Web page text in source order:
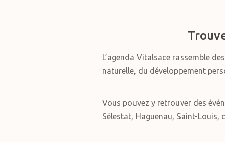
L’agenda Vitalsace rassemble des
naturelle, du développement
Vous pouvez y retrouver des
Sélestat, Haguenau, Saint-Louis,